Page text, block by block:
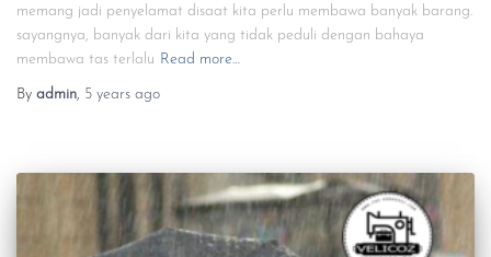
memang jadi penyelamat disaat kita perlu membawa banyak barang.
sayangnya, banyak dari kita yang tidak peduli dengan bahaya
membawa tas terlalu Read more…
By admin, 5 years ago